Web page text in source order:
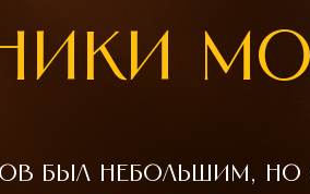
был небольшим,